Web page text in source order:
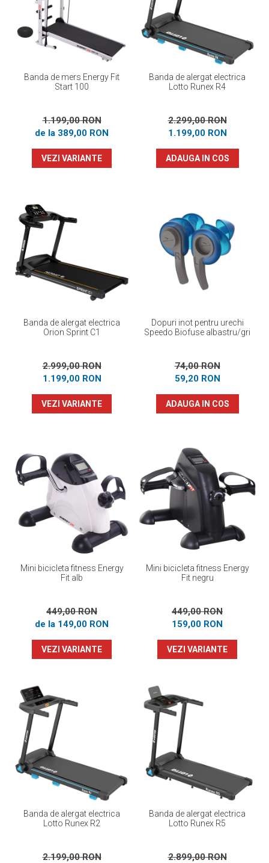
Accesorii inot
Genti si rucsacuri
Tricouri, pantaloni, bluze
Costume profesionale inot
Banda de mers Energy Fit
Start 100
1.199,00 RON
de la 389,00 RON
VEZI VARIANTE
Banda de alergat electrica
Lotto Runex R4
2.299,00 RON
1.199,00 RON
ADAUGA IN COS
Banda de alergat electrica
Orion Sprint C1
2.999,00 RON
1.199,00 RON
VEZI VARIANTE
Dopuri inot pentru urechi
Speedo Biofuse albastru/gri
74,00 RON
59,20 RON
ADAUGA IN COS
Mini bicicleta fitness Energy
Fit alb
449,00 RON
de la 149,00 RON
VEZI VARIANTE
Mini bicicleta fitness Energy
Fit negru
449,00 RON
159,00 RON
VEZI VARIANTE
Banda de alergat electrica
Lotto Runex R2
2.199,00 RON
Banda de alergat electrica
Lotto Runex R5
2.899,00 RON